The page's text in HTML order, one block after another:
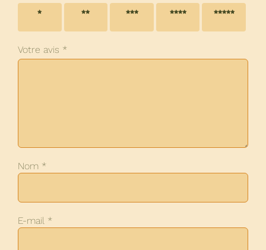
1 étoile
2 étoiles
3 étoiles
4 étoiles
5 étoiles
Votre avis *
Nom *
E-mail *